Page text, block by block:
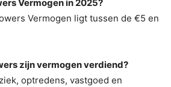
Vermogen in 2025?
Vermogen ligt tussen de €5 en
zijn vermogen verdiend?
optredens, vastgoed en